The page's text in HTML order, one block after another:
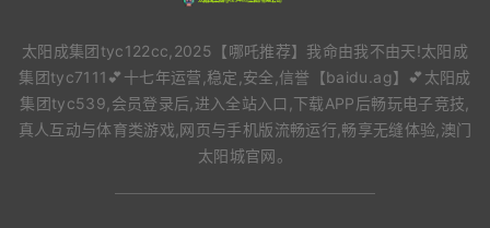
太阳成集团tyc122cc,2025【哪吒推荐】我命由我不由天!太阳成
集团tyc7111💕十七年运营,稳定,安全,信誉【baidu.ag】💕太阳成
集团tyc539,会员登录后,进入全站入口,下载APP后畅玩电子竞技,
真人互动与体育类游戏,网页与手机版流畅运行,畅享无缝体验,澳门
太阳城官网。